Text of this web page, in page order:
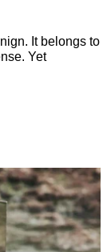
It belongs to
Yet
Image